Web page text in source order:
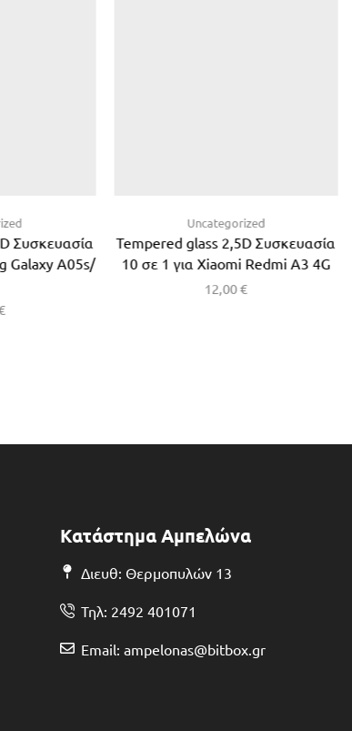
Συσκευασία
Galaxy A05s/
Uncategorized
Tempered glass 2,5D Συσκευασία
10 σε 1 για Xiaomi Redmi A3 4G
12,00€
Κατάστημα Αμπελώνα
Διευθ: Θερμοπυλών 13
Τηλ: 2492 401071
Email: ampelonas@bitbox.gr